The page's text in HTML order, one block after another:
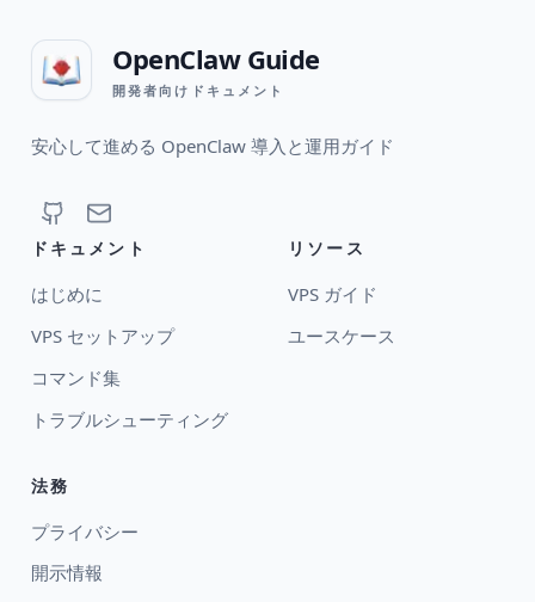
OpenClaw Guide
開発者向けドキュメント
安心して進める OpenClaw 導入と運用ガイド
ドキュメント
はじめに
VPS セットアップ
コマンド集
トラブルシューティング
リソース
VPS ガイド
ユースケース
法務
プライバシー
開示情報